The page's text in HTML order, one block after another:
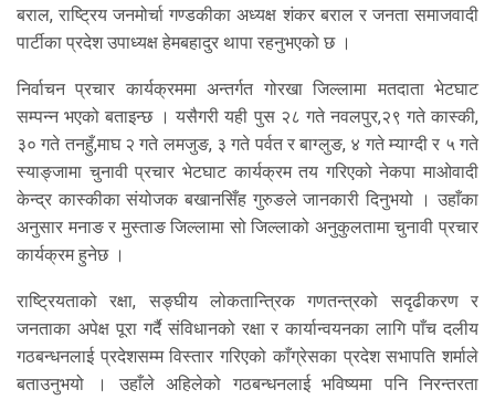
बराल, राष्ट्रिय जनमोर्चा गण्डकीका अध्यक्ष शंकर बराल र जनता समाजवादी
पार्टीका प्रदेश उपाध्यक्ष हेमबहादुर थापा रहनुभएको छ ।
निर्वाचन प्रचार कार्यक्रममा अन्तर्गत गोरखा जिल्लामा मतदाता भेटघाट
सम्पन्न भएको बताइन्छ । यसैगरी यही पुस २८ गते नवलपुर,२९ गते कास्की,
३० गते तनहुँ,माघ २ गते लमजुङ, ३ गते पर्वत र बाग्लुङ, ४ गते म्याग्दी र ५ गते
स्याङ्जामा चुनावी प्रचार भेटघाट कार्यक्रम तय गरिएको नेकपा माओवादी
केन्द्र कास्कीका संयोजक बखानसिँह गुरुङले जानकारी दिनुभयो । उहाँका
अनुसार मनाङ र मुस्ताङ जिल्लामा सो जिल्लाको अनुकुलतामा चुनावी प्रचार
कार्यक्रम हुनेछ ।
राष्ट्रियताको रक्षा, सङ्घीय लोकतान्त्रिक गणतन्त्रको सदृढीकरण र
जनताका अपेक्ष पूरा गर्दै संविधानको रक्षा र कार्यान्वयनका लागि पाँच दलीय
गठबन्धनलाई प्रदेशसम्म विस्तार गरिएको काँग्रेसका प्रदेश सभापति शर्माले
बताउनुभयो । उहाँले अहिलेको गठबन्धनलाई भविष्यमा पनि निरन्तरता